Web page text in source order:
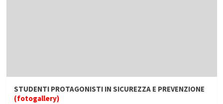
STUDENTI PROTAGONISTI IN SICUREZZA E PREVENZIONE
(fotogallery)